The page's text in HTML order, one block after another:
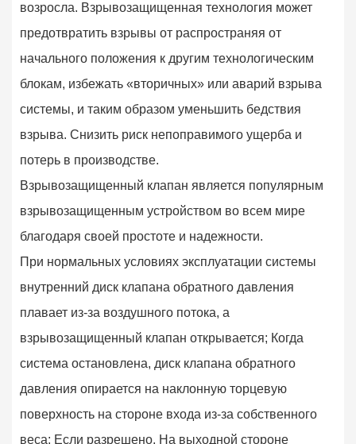
возросла. Взрывозащищенная технология может
предотвратить взрывы от распространяя от
начального положения к другим технологическим
блокам, избежать «вторичных» или аварий взрыва
системы, и таким образом уменьшить бедствия
взрыва. Снизить риск непоправимого ущерба и
потерь в производстве.
Взрывозащищенный клапан является популярным
взрывозащищенным устройством во всем мире
благодаря своей простоте и надежности.
При нормальных условиях эксплуатации системы
внутренний диск клапана обратного давления
плавает из-за воздушного потока, а
взрывозащищенный клапан открывается; Когда
система остановлена, диск клапана обратного
давления опирается на наклонную торцевую
поверхность на стороне входа из-за собственного
веса; Если разрешено, На выходной стороне